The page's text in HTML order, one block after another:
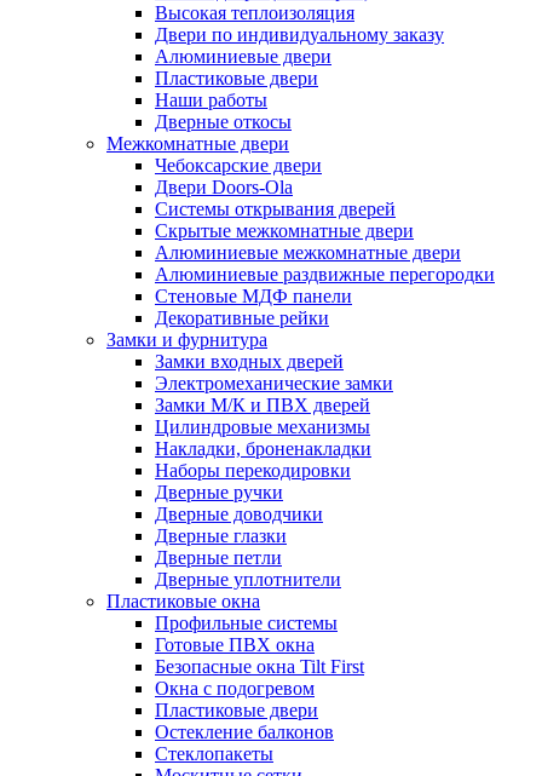
Высокая теплоизоляция
Двери по индивидуальному заказу
Алюминиевые двери
Пластиковые двери
Наши работы
Дверные откосы
Межкомнатные двери
Чебоксарские двери
Двери Doors-Ola
Системы открывания дверей
Скрытые межкомнатные двери
Алюминиевые межкомнатные двери
Алюминиевые раздвижные перегородки
Стеновые МДФ панели
Декоративные рейки
Замки и фурнитура
Замки входных дверей
Электромеханические замки
Замки М/К и ПВХ дверей
Цилиндровые механизмы
Накладки, броненакладки
Наборы перекодировки
Дверные ручки
Дверные доводчики
Дверные глазки
Дверные петли
Дверные уплотнители
Пластиковые окна
Профильные системы
Готовые ПВХ окна
Безопасные окна Tilt First
Окна с подогревом
Пластиковые двери
Остекление балконов
Стеклопакеты